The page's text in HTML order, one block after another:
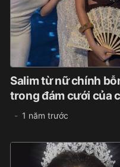
Salim từ nữ chính
trong đám cưới của
1 năm trước